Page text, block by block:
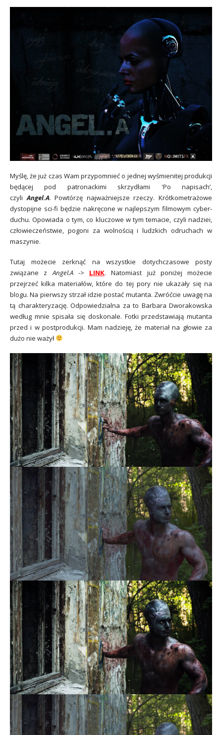
Myślę, że już czas Wam przypomnieć o jednej wyśmienitej produkcji
będącej pod patronackimi skrzydłami 'Po napisach’,
czyliAngel.A. Powtórzę najważniejsze rzeczy. Krótkometrażowe
dystopijne sci-fi będzie nakręcone w najlepszym filmowym cyber-
duchu. Opowiada o tym, co kluczowe w tym temacie, czyli nadziei,
człowieczeństwie, pogoni za wolnością i ludzkich odruchach w
maszynie.
Tutaj możecie zerknąć na wszystkie dotychczasowe posty
związane zAngel.A-> LINK.
Natomiast już poniżej możecie
przejrzeć kilka materiałów, które do tej pory nie ukazały się na
blogu. Na pierwszy strzał idzie postać mutanta. Zwróćcie uwagę na
tą charakteryzację. Odpowiedzialna za to Barbara Dworakowska
według mnie spisała się doskonale. Fotki przedstawiają mutanta
przed i w postprodukcji. Mam nadzieję, że materiał na głowie za
dużo nie ważył